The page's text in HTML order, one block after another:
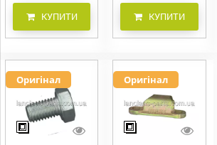
КУПИТИ КУПИТИ
Оригінал Оригінал